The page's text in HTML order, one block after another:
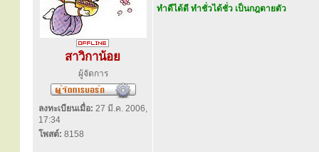
สาวิกาน้อย
ผู้จัดการ
ลงทะเบียนเมื่อ: 27 มี.ค. 2006,
17:34
โพสต์: 8158
ทำดีได้ดี ทำชั่วได้ชั่ว เป็นกฎตายตัว